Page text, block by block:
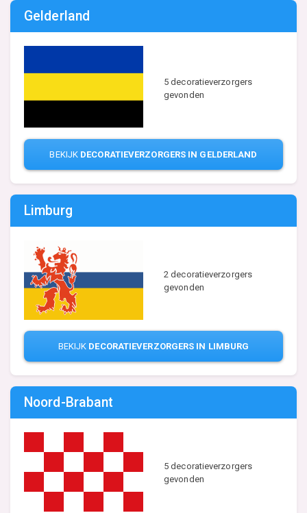
Gelderland
5 decoratieverzorgers
gevonden
BEKIJK DECORATIEVERZORGERS IN GELDERLAND
Limburg
2 decoratieverzorgers
gevonden
BEKIJK DECORATIEVERZORGERS IN LIMBURG
Noord-Brabant
5 decoratieverzorgers
gevonden